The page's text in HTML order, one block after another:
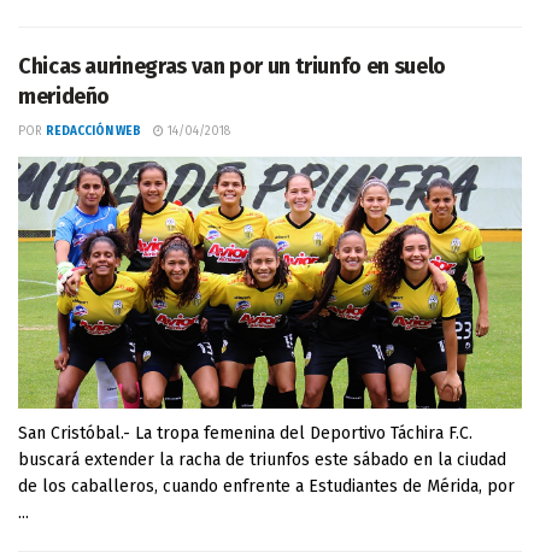
Chicas aurinegras van por un triunfo en suelo
merideño
POR REDACCIÓN WEB 14/04/2018
San Cristóbal.- La tropa femenina del Deportivo Táchira F.C.
buscará extender la racha de triunfos este sábado en la ciudad
de los caballeros, cuando enfrente a Estudiantes de Mérida, por
...